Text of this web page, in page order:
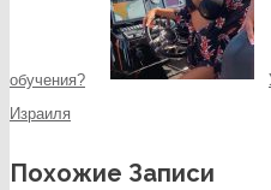
обучения?
Израиля
Похожие Записи